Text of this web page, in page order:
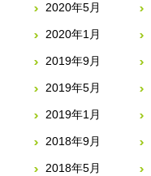
2020年5月
2020年1月
2019年9月
2019年5月
2019年1月
2018年9月
2018年5月